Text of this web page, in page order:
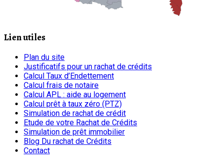
Lien utiles
Plan du site
Justificatifs pour un rachat de crédits
Calcul Taux d’Endettement
Calcul frais de notaire
Calcul APL : aide au logement
Calcul prêt à taux zéro (PTZ)
Simulation de rachat de crédit
Etude de votre Rachat de Crédits
Simulation de prêt immobilier
Blog Du rachat de Crédits
Contact